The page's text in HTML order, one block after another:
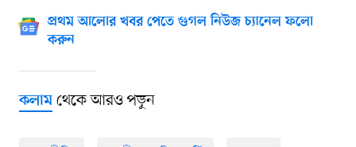
প্রথম আলোর খবর পেতে গুগল নিউজ চ্যানেল ফলো
করুন
কলামথেকে আরও পড়ুন